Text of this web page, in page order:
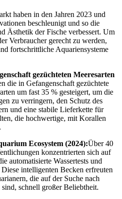
haben in den Jahren 2023 und
beschleunigt und so die
Ästhetik der Fische verbessert. Um
Verbraucher gerecht zu werden,
fortschrittliche Aquariensysteme
gezüchteten Meeresarten
die in Gefangenschaft gezüchtete
um fast 35 % gesteigert, um die
zu verringern, den Schutz des
und eine stabile Lieferkette für
die hochwertige, mit Korallen
Ecosystem (2024):Über 40
konzentrierten sich auf
automatisierte Wassertests und
intelligenten Becken erfreuten
die auf der Suche nach
schnell großer Beliebtheit.